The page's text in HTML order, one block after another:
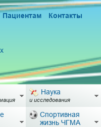
Пациентам
Контакты
Наука
и исследования
Спортивная
жизнь ЧГМА